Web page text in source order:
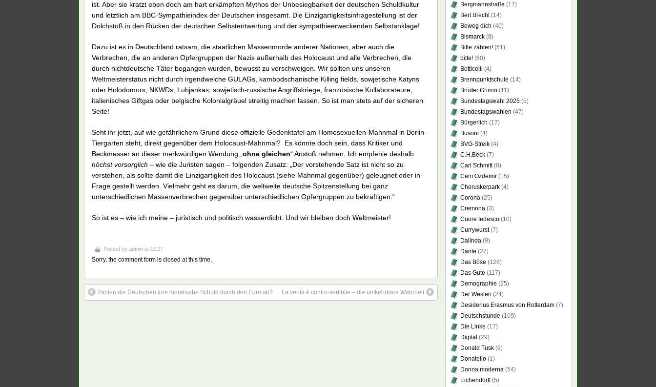
ist. Aber sie kratzt eben doch am hart erkämpften Mythos der Unbesiegbarkeit der deutschen Schuldkultur
und letztlich am BBC-Sympathieindex der Deutschen insgesamt. Die Einzigartigkeitsinfragestellung ist der
Dolchstoß in den Rücken der deutschen Selbstentwertung und der sympathieerweckenden Selbstanklage!
Dazu ist es in Deutschland ratsam, die staatlichen Massenmorde anderer Nationen, aber auch die
Verbrechen, die an anderen Opfergruppen der Nazis außerhalb des Holocaust und alle Verbrechen, die
durch nichtdeutsche Täter begangen wurden, bewusst zu verschweigen. Wir sollten uns unseren
Weltmeisterstatus nicht durch irgendwelche GULAGs, kambodschanische Killing fields, sowjetische Katyns
oder Holodomors, NKWDs, Lubjankas, sowjetisch-russische Angriffskriege, französische Kollaborateure,
italienisches Giftgas oder belgische Kolonialgräuel streitig machen lassen. So ist man stets auf der sicheren
Seite!
Seht ihr jetzt, auf wie gefährlichem Grund diese offizielle Gedenktafel am Homosexuellen-Mahnmal in Berlin-
Tiergarten steht, direkt gegenüber dem Holocaust-Mahnmal? Es könnte doch sein, dass Kritiker und
Beckmesser an dieser merkwürdigen Wendung „ ohne gleichen“ Anstoß nehmen. Ich empfehle deshalb
höchst vorsorglich – wie die Juristen sagen – folgenden Zusatz: „Der vorstehende Satz ist nicht so zu
verstehen, als sollte damit die Einzigartigkeit des Holocaust (siehe Mahnmal gegenüber) geleugnet oder in
Frage gestellt werden. Vielmehr geht es darum, die weltweite deutsche Spitzenstellung bei ganz
unterschiedlichen Massenverbrechen gegenüber unterschiedlichen Opfergruppen zu bekräftigen.“
So ist es – wie ich meine – juristisch und politisch wasserdicht. Und wir bleiben doch Weltmeister!
Posted by admin at 11:27
Sorry, the comment form is closed at this time.
Zahlen die Deutschen ihre moralische Schuld durch den Euro ab? La verità è contro-vertibile – die umkehrbare Wahrheit
Bergmannstraße (17)
Bert Brecht(14)
Beweg dich (40)
Bismarck (8)
Bitte zählen! (51)
bitte! (60)
Botticelli (4)
Brennpunktschule (14)
Brüder Grimm (11)
Bundestagswahl 2025 (5)
Bundestagswahlen (47)
Bürgerlich (17)
Busoni (4)
BVG-Streik (4)
C.H.Beck (7)
Carl Schmitt(8)
Cem Özdemir (15)
Cheruskerpark (4)
Corona (25)
Cremona (3)
Cuore tedesco (10)
Currywurst(7)
Dalinda (9)
Dante (27)
Das Böse (126)
Das Gute (117)
Demographie (25)
Der Westen (24)
Desiderius Erasmus von Rotterdam (7)
Deutschstunde (169)
Die Linke (17)
Digital (29)
Donald Tusk (9)
Donatello (1)
Donna moderna (54)
Eichendorff(5)